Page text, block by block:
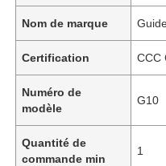
Nom de marque
Certification CCC
Numéro de
modèle
G10
Quantité de
commande min
1